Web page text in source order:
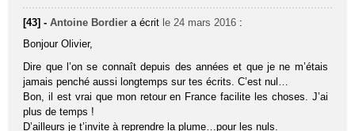
[43] -Antoine Bordier a écrit le 24 mars 2016 :
Bonjour Olivier,
Dire que l’on se connaît depuis des années et que je ne m’étais
jamais penché aussi longtemps sur tes écrits. C’est nul…
Bon, il est vrai que mon retour en France facilite les choses. J’ai
plus de temps !
D’ailleurs je t’invite à reprendre la plume…pour les nuls.